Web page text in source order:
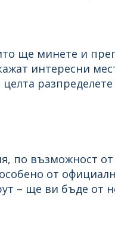
ще минете и
интересни
по възможност
от
– ще ви бъде от